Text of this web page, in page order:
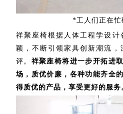
*工人们正在忙
祥聚座椅根据人体工程学设计
颖，不断引领家具创新潮流，
评。 祥聚座椅将进一步开拓进
场，质优价廉，各种功能齐全
得质优的产品，享受更好的服务